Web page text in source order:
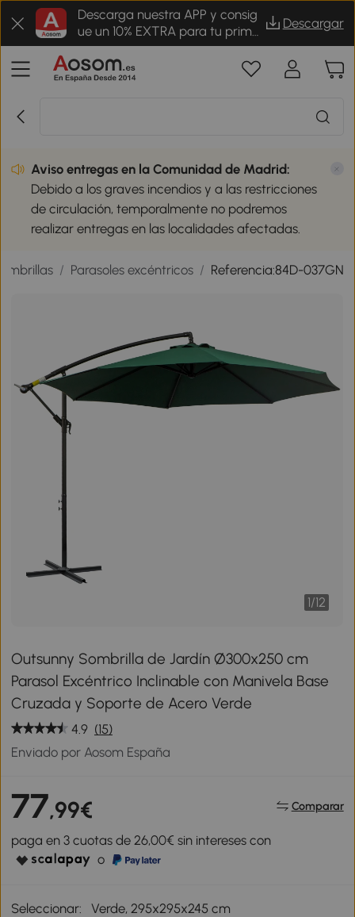
Descarga nuestra APP y consig
ue un 10% EXTRA para tu prime
r pedido
Descargar
Aviso entregas en la Comunidad de Madrid:
Debido a los graves incendios y a las restricciones
de circulación, temporalmente no podremos
realizar entregas en las localidades afectadas.
/ Parasoles excéntricos / Referencia:84D-037GN
1/12
Outsunny Sombrilla de Jardín Ø300x250 cm
Parasol Excéntrico Inclinable con Manivela Base
Cruzada y Soporte de Acero Verde
4.9 (15)
Enviado por Aosom España
77,99€ Comparar
paga en 3 cuotas de 26,00€ sin intereses con
o
Seleccionar: Verde, 295x295x245 cm